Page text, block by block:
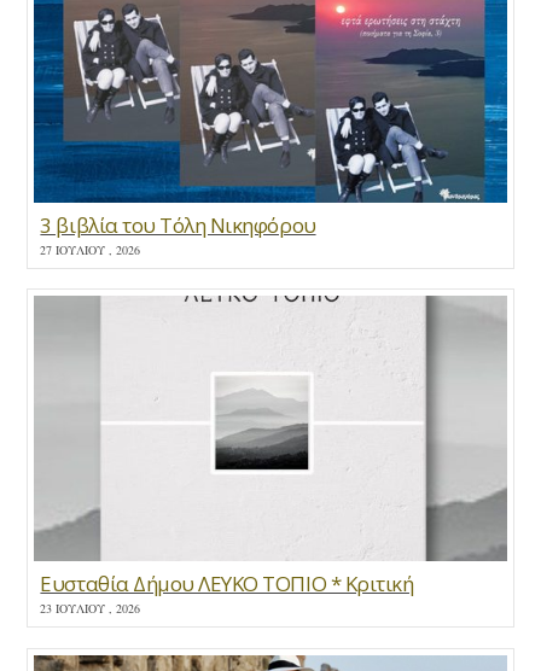
3 βιβλία του Τόλη Νικηφόρου
27 ΙΟΥΛΊΟΥ , 2026
Ευσταθία Δήμου ΛΕΥΚΟ ΤΟΠΙΟ * Κριτική
23 ΙΟΥΛΊΟΥ , 2026